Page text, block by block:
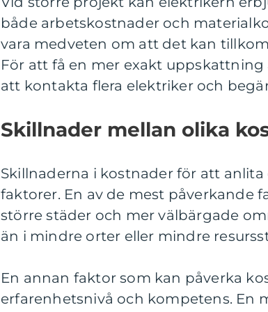
både arbetskostnader och
vara medveten om att det kan
För att få en mer exakt
att kontakta flera elektriker och
Skillnader mellan olika
Skillnaderna i kostnader för att
faktorer. En av de mest påverkande
större städer och mer välbärgade
än i mindre orter eller mindre
En annan faktor som kan påverka
erfarenhetsnivå och kompetens. En